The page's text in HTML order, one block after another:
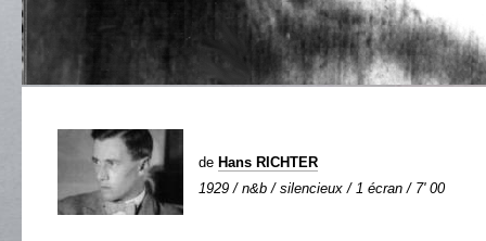
de Hans RICHTER
1929 / n&b / silencieux / 1 écran / 7' 00